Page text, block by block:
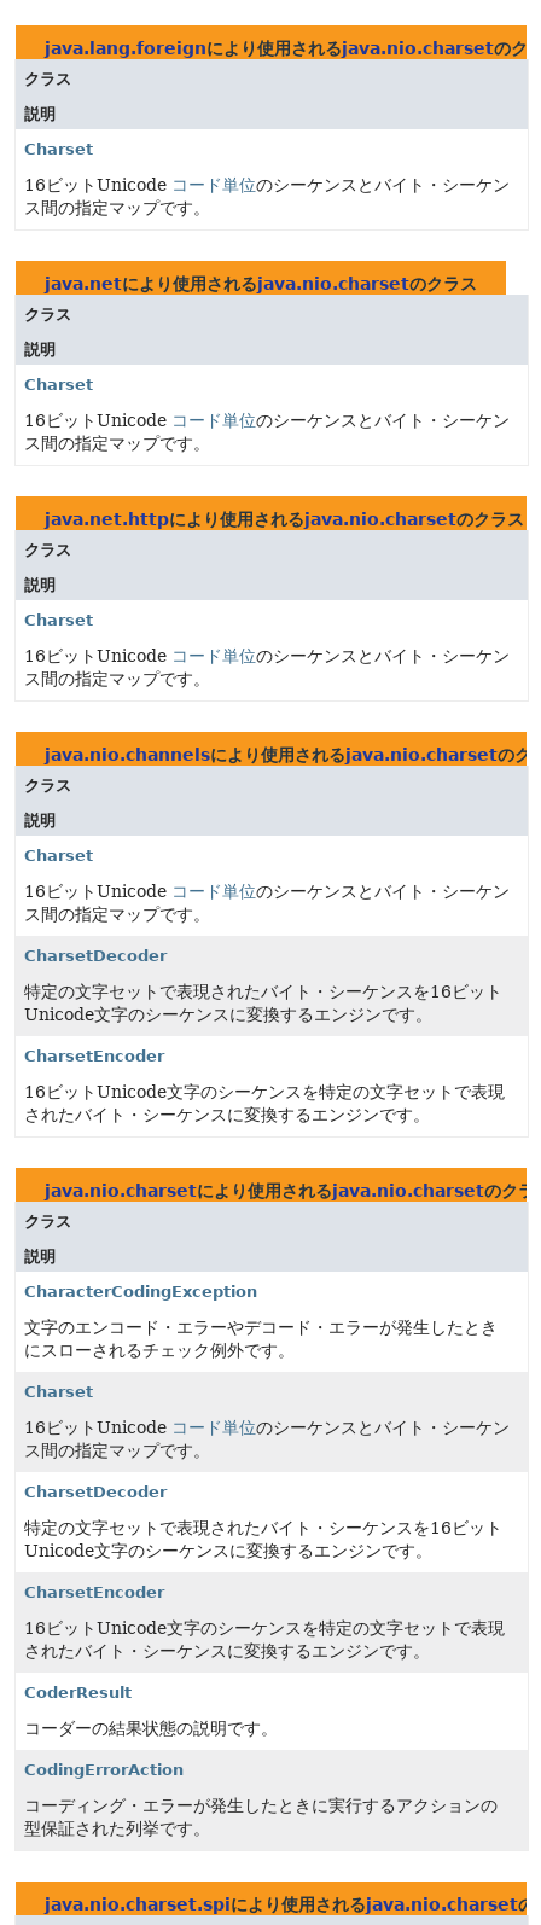
java.lang.foreignにより使用されるjava.nio.charsetのク
クラス
説明
Charset
16ビットUnicode コード単位のシーケンスとバイト・シーケン
ス間の指定マップです。
java.netにより使用されるjava.nio.charsetのクラス
クラス
説明
Charset
16ビットUnicode コード単位のシーケンスとバイト・シーケン
ス間の指定マップです。
java.net.httpにより使用されるjava.nio.charsetのクラス
クラス
説明
Charset
16ビットUnicode コード単位のシーケンスとバイト・シーケン
ス間の指定マップです。
java.nio.channelsにより使用されるjava.nio.charsetのク
クラス
説明
Charset
16ビットUnicode コード単位のシーケンスとバイト・シーケン
ス間の指定マップです。
CharsetDecoder
特定の文字セットで表現されたバイト・シーケンスを16ビット
Unicode文字のシーケンスに変換するエンジンです。
CharsetEncoder
16ビットUnicode文字のシーケンスを特定の文字セットで表現
されたバイト・シーケンスに変換するエンジンです。
java.nio.charsetにより使用されるjava.nio.charsetのクラ
クラス
説明
CharacterCodingException
文字のエンコード・エラーやデコード・エラーが発生したとき
にスローされるチェック例外です。
Charset
16ビットUnicode コード単位のシーケンスとバイト・シーケン
ス間の指定マップです。
CharsetDecoder
特定の文字セットで表現されたバイト・シーケンスを16ビット
Unicode文字のシーケンスに変換するエンジンです。
CharsetEncoder
16ビットUnicode文字のシーケンスを特定の文字セットで表現
されたバイト・シーケンスに変換するエンジンです。
CoderResult
コーダーの結果状態の説明です。
CodingErrorAction
コーディング・エラーが発生したときに実行するアクションの
型保証された列挙です。
java.nio.charset.spiにより使用されるjava.nio.charsetの